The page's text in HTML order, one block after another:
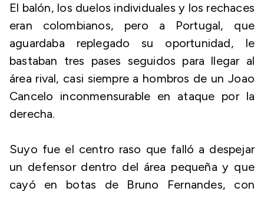
El balón, los duelos individuales y los rechaces
eran colombianos, pero a Portugal, que
aguardaba replegado su oportunidad, le
bastaban tres pases seguidos para llegar al
área rival, casi siempre a hombros de un Joao
Cancelo inconmensurable en ataque por la
derecha.
Suyo fue el centro raso que falló a despejar
un defensor dentro del área pequeña y que
cayó en botas de Bruno Fernandes, con